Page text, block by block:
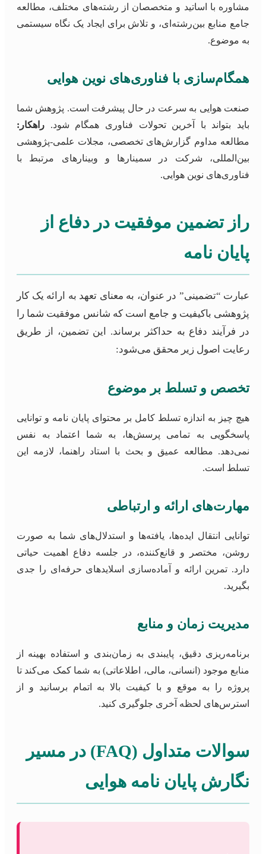
مشاوره با اساتید و متخصصان از رشته‌های مختلف، مطالعه
جامع منابع بین‌رشته‌ای، و تلاش برای ایجاد یک نگاه سیستمی
به موضوع.
همگام‌سازی با فناوری‌های نوین هوایی
صنعت هوایی به سرعت در حال پیشرفت است. پژوهش شما
باید بتواند با آخرین تحولات فناوری همگام شود. راهکار:
مطالعه مداوم گزارش‌های تخصصی، مجلات علمی-پژوهشی
بین‌المللی، شرکت در سمینارها و وبینارهای مرتبط با
فناوری‌های نوین هوایی.
راز تضمین موفقیت در دفاع از
پایان نامه
عبارت “تضمینی” در عنوان، به معنای تعهد به ارائه یک کار
پژوهشی باکیفیت و جامع است که شانس موفقیت شما را
در فرآیند دفاع به حداکثر برساند. این تضمین، از طریق
رعایت اصول زیر محقق می‌شود:
تخصص و تسلط بر موضوع
هیچ چیز به اندازه تسلط کامل بر محتوای پایان نامه و توانایی
پاسخگویی به تمامی پرسش‌ها، به شما اعتماد به نفس
نمی‌دهد. مطالعه عمیق و بحث با استاد راهنما، لازمه این
تسلط است.
مهارت‌های ارائه و ارتباطی
توانایی انتقال ایده‌ها، یافته‌ها و استدلال‌های شما به صورت
روشن، مختصر و قانع‌کننده، در جلسه دفاع اهمیت حیاتی
دارد. تمرین ارائه و آماده‌سازی اسلایدهای حرفه‌ای را جدی
بگیرید.
مدیریت زمان و منابع
برنامه‌ریزی دقیق، پایبندی به زمان‌بندی و استفاده بهینه از
منابع موجود (انسانی، مالی، اطلاعاتی) به شما کمک می‌کند تا
پروژه را به موقع و با کیفیت بالا به اتمام برسانید و از
استرس‌های لحظه آخری جلوگیری کنید.
سوالات متداول (FAQ) در مسیر
نگارش پایان نامه هوایی